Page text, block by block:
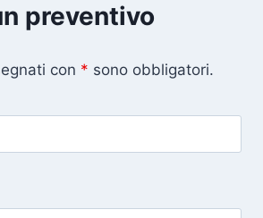
preventivo
con * sono obbligatori.